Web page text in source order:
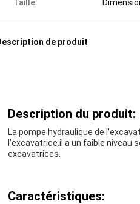
Taille:
de produit
Description du produit:
La pompe hydraulique de
l'excavatrice.il a un faible niveau
excavatrices.
Caractéristiques: